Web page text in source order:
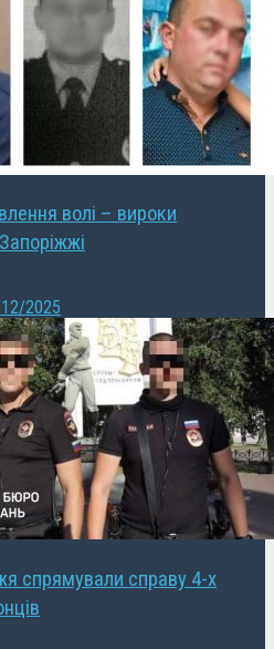
волі – вироки
2025
спрямували справу 4-х